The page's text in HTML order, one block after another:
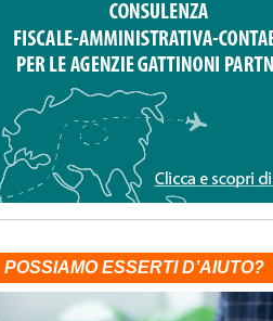
POSSIAMO ESSERTI D’AIUTO?